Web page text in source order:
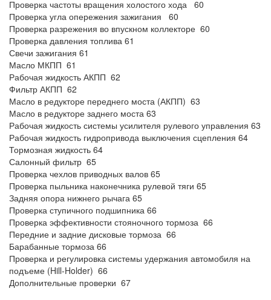
Проверка частоты вращения холостого хода 60
Проверка угла опережения зажигания 60
Проверка разрежения во впускном коллекторе 60
Проверка давления топлива 61
Свечи зажигания 61
Масло МКПП 61
Рабочая жидкость АКПП 62
Фильтр АКПП 62
Масло в редукторе переднего моста (АКПП) 63
Масло в редукторе заднего моста 63
Рабочая жидкость системы усилителя рулевого управления 63
Рабочая жидкость гидропривода выключения сцепления 64
Тормозная жидкость 64
Салонный фильтр 65
Проверка чехлов приводных валов 65
Проверка пыльника наконечника рулевой тяги 65
Задняя опора нижнего рычага 65
Проверка ступичного подшипника 66
Проверка эффективности стояночного тормоза 66
Передние и задние дисковые тормоза 66
Барабанные тормоза 66
Проверка и регулировка системы удержания автомобиля на
подъеме (Hill-Holder) 66
Дополнительные проверки 67